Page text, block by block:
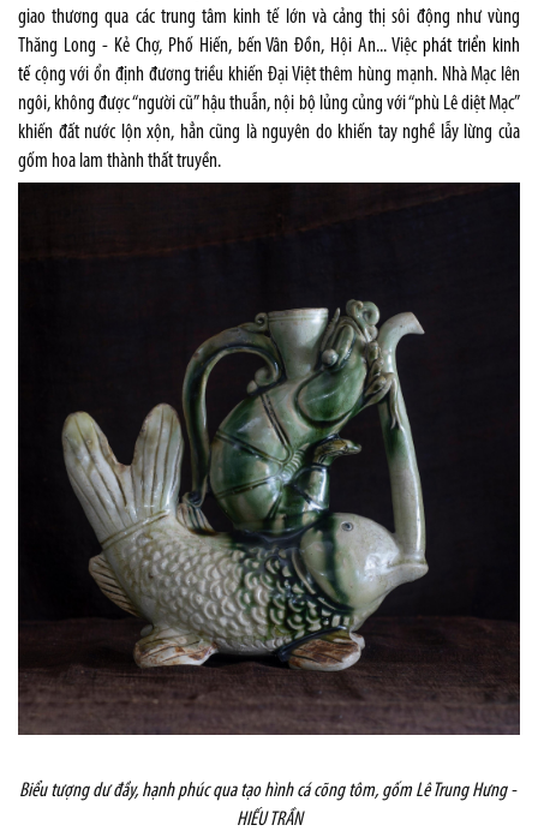
giao thương qua các trung tâm kinh tế lớn và cảng thị sôi động như vùng
Thăng Long - Kẻ Chợ, Phố Hiến, bến Vân Đồn, Hội An... Việcphát triển kinh
tế cộng với ổn định đương triều khiến Đại Việt thêm hùng mạnh. Nhà Mạc lên
ngôi, không được “người cũ” hậu thuẫn, nội bộ lủng củng với “phù Lê diệt Mạc”
khiến đất nước lộn xộn, hẳn cũng là nguyên do khiến tay nghề lẫy lừng của
gốm hoa lam thành thất truyền.
Biểu tượng dư đầy, hạnh phúc qua tạo hình cá cõng tôm, gốm Lê Trung Hưng -
HIẾU TRẦN